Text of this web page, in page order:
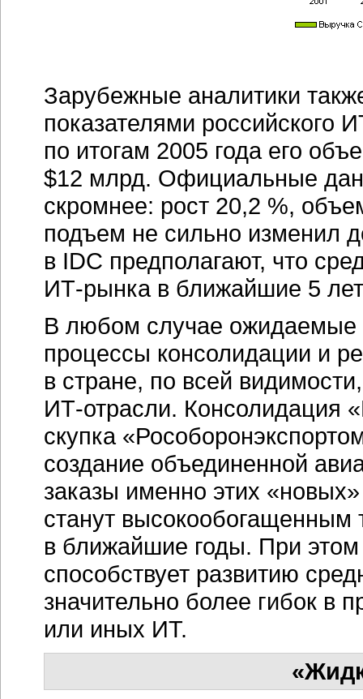
Зарубежные аналитики
показателями российского
по итогам 2005 года его
$12 млрд. Официальные
скромнее: рост 20,2 %,
подъем не сильно изменил
в IDC предполагают, что
ИТ-рынкав ближайшие 5 лет
В любом случае ожидаемые
процессы консолидации и
в стране, по всей
ИТ-отрасли. Консолидация
скупка
создание объединенной
заказы именно этих
станут высокообогащенным
в ближайшие годы. При
способствует развитию
значительно более гибок в
или иных ИТ.